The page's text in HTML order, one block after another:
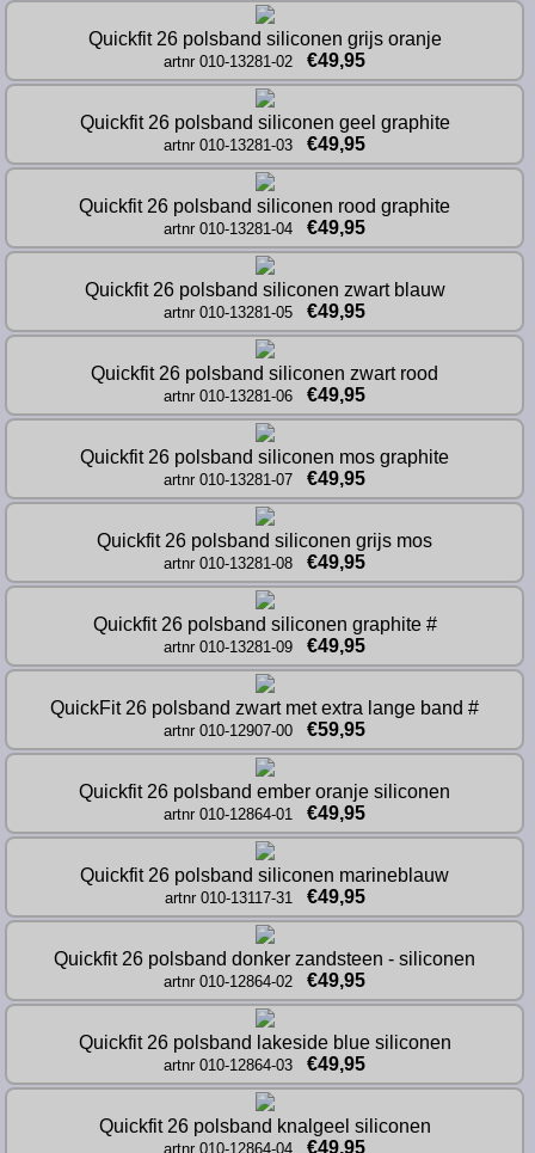
Quickfit 26 polsband siliconen grijs oranje
artnr 010-13281-02 €49,95
Quickfit 26 polsband siliconen geel graphite
artnr 010-13281-03 €49,95
Quickfit 26 polsband siliconen rood graphite
artnr 010-13281-04 €49,95
Quickfit 26 polsband siliconen zwart blauw
artnr 010-13281-05 €49,95
Quickfit 26 polsband siliconen zwart rood
artnr 010-13281-06 €49,95
Quickfit 26 polsband siliconen mos graphite
artnr 010-13281-07 €49,95
Quickfit 26 polsband siliconen grijs mos
artnr 010-13281-08 €49,95
Quickfit 26 polsband siliconen graphite #
artnr 010-13281-09 €49,95
QuickFit 26 polsband zwart met extra lange band #
artnr 010-12907-00 €59,95
Quickfit 26 polsband ember oranje siliconen
artnr 010-12864-01 €49,95
Quickfit 26 polsband siliconen marineblauw
artnr 010-13117-31 €49,95
Quickfit 26 polsband donker zandsteen - siliconen
artnr 010-12864-02 €49,95
Quickfit 26 polsband lakeside blue siliconen
artnr 010-12864-03 €49,95
Quickfit 26 polsband knalgeel siliconen
artnr 010-12864-04 €49,95